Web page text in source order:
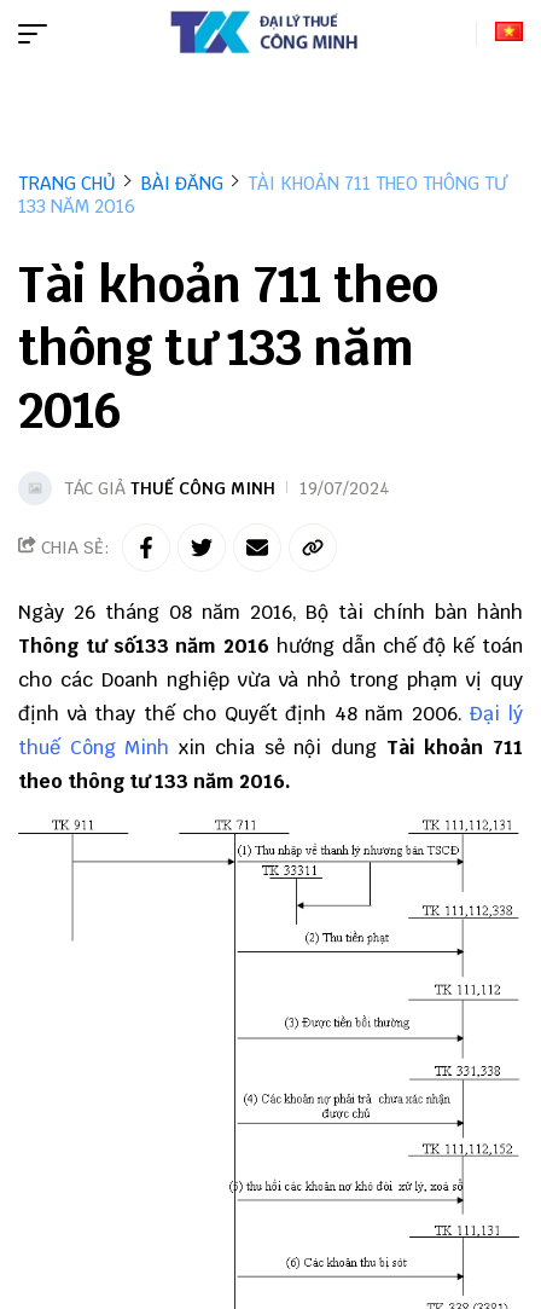
TRANG CHỦ BÀI ĐĂNG
TÀI KHOẢN 711 THEO THÔNG TƯ
133 NĂM 2016
Tài khoản 711 theo
thông tư 133 năm
2016
TÁC GIẢ THUẾ CÔNG MINH 19/07/2024
CHIA SẺ:
Ngày 26 tháng 08 năm 2016, Bộ tài chính bàn hành
Thông tư số133 năm 2016 hướng dẫn chế độ kế toán
cho các Doanh nghiệp vừa và nhỏ trong phạm vị quy
định và thay thế cho Quyết định 48 năm 2006.Đại lý
thuế Công Minh xin chia sẻ nội dung Tài khoản 711
theo thông tư 133 năm 2016.